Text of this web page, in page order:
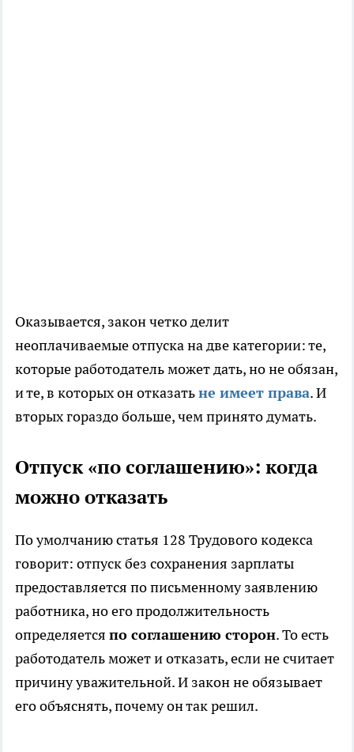
Оказывается, закон четко делит
неоплачиваемые отпуска на две категории: те,
которые работодатель может дать, но не обязан,
и те, в которых он отказатьне имеет права. И
вторых гораздо больше, чем принято думать.
Отпуск «по соглашению»: когда
можно отказать
По умолчанию статья 128 Трудового кодекса
говорит: отпуск без сохранения зарплаты
предоставляется по письменному заявлению
работника, но его продолжительность
определяется по соглашению сторон. То есть
работодатель может и отказать, если не считает
причину уважительной. И закон не обязывает
его объяснять, почему он так решил.